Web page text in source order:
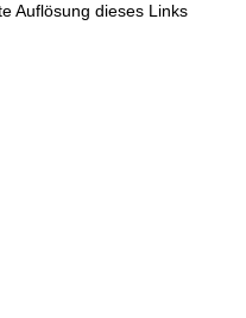
Auflösung dieses Links